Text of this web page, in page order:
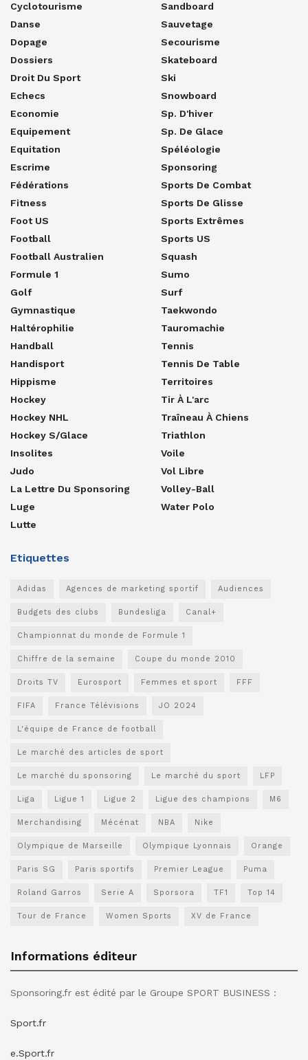
Cyclotourisme
Danse
Dopage
Dossiers
Droit Du Sport
Echecs
Economie
Equipement
Equitation
Escrime
Fédérations
Fitness
Foot US
Football
Football Australien
Formule 1
Golf
Gymnastique
Haltérophilie
Handball
Handisport
Hippisme
Hockey
Hockey NHL
Hockey S/glace
Insolites
Judo
La Lettre Du Sponsoring
Luge
Lutte
Sandboard
Sauvetage
Secourisme
Skateboard
Ski
Snowboard
Sp. D'hiver
Sp. De Glace
Spéléologie
Sponsoring
Sports De Combat
Sports De Glisse
Sports Extrêmes
Sports US
Squash
Sumo
Surf
Taekwondo
Tauromachie
Tennis
Tennis De Table
Territoires
Tir À L'arc
Traîneau À Chiens
Triathlon
Voile
Vol Libre
Volley-Ball
Water Polo
Etiquettes
Adidas Agences de marketing sportif Audiences
Budgets des clubs Bundesliga Canal+
Championnat du monde de Formule 1
Chiffre de la semaine Coupe du monde 2010
Droits TV Eurosport Femmes et sport FFF
FIFA France Télévisions JO 2024
L'équipe de France de football
Le marché des articles de sport
Le marché du sponsoring Le marché du sport LFP
Liga Ligue 1 Ligue 2 Ligue des champions M6
Merchandising Mécénat NBA Nike
Olympique de Marseille Olympique Lyonnais Orange
Paris SG Paris sportifs Premier League Puma
Roland Garros Serie A Sporsora TF1 Top 14
Tour de France Women Sports XV de France
Informations éditeur
Sponsoring.fr est édité par le Groupe SPORT BUSINESS :
Sport.fr
e.Sport.fr